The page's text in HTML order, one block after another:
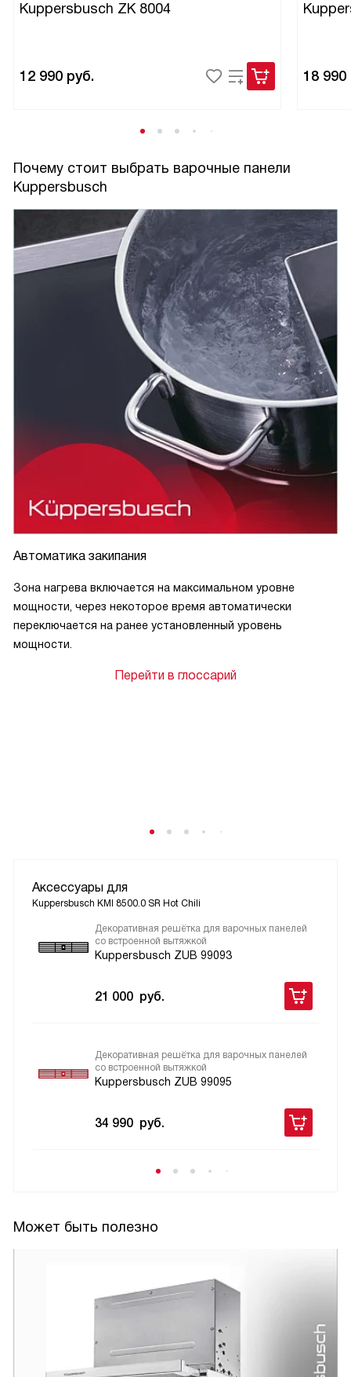
Kuppersbusch ZK 8004
12 990 руб. 18 990
Почему стоит выбрать варочные панели
Kuppersbusch
Автоматика закипания
Зона нагрева включается на максимальном уровне
мощности, через некоторое время автоматически
переключается на ранее установленный уровень
мощности.
Перейти в глоссарий
Аксессуары для
Kuppersbusch KMI 8500.0 SR Hot Chili
Декоративная решётка для варочных панелей
со встроенной вытяжкой
Kuppersbusch ZUB 99093
21 000 руб.
Декоративная решётка для варочных панелей
со встроенной вытяжкой
Kuppersbusch ZUB 99095
34 990 руб.
Может быть полезно